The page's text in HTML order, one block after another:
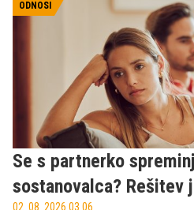
kampu za hujšanje, odpira
vprašanje: ali je skrivnost
programu ali predvsem v
spremembo navad?
ODNOSI
Se s partnerko
sostanovalca? Rešitev
02. 08. 2026 03.06